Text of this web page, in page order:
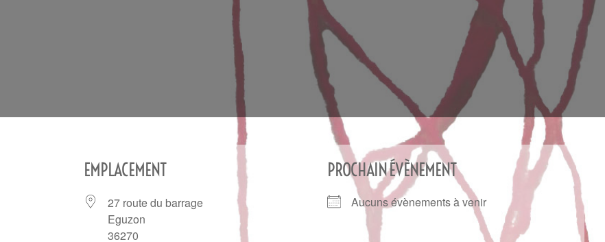
EMPLACEMENT
27 route du barrage
Eguzon
36270
PROCHAIN ÉVÈNEMENT
Aucuns évènements à venir